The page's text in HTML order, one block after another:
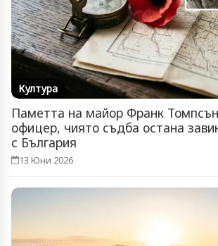
Култура
Паметта на майор Франк
офицер, чиято съдба остана
с България
13 Юни 2026